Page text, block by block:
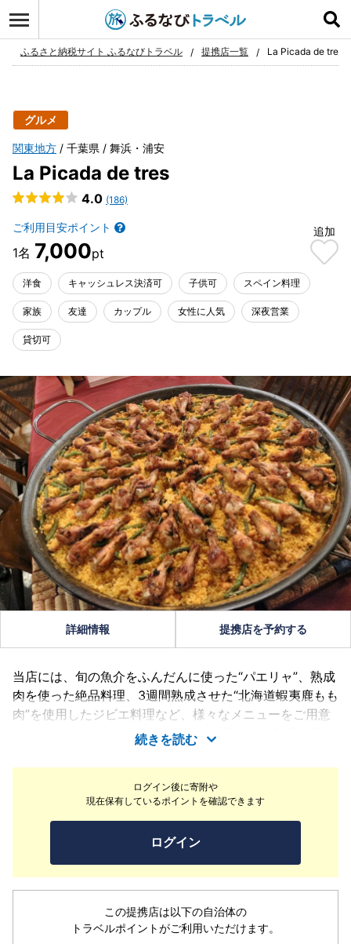
お気に入り
ふるさと納税サイト ふるなびトラベル 提携店一覧 La Picada de tres
グルメ
関東地方 千葉県 舞浜・浦安
La Picada de tres
4.0 (186)
ご利用目安ポイント
7,000
追加
洋食 キャッシュレス決済可 子供可 スペイン料理
家族 友達 カップル 女性に人気 深夜営業
貸切可
ログイン後に寄附や
現在保有しているポイントを確認できます
ログイン
この提携店は以下の自治体の
トラベルポイントがご利用いただけます。
詳細情報 提携店を予約する
当店には、旬の魚介をふんだんに使った“パエリャ”、熟成
肉を使った絶品料理、3週間熟成させた“北海道蝦夷鹿もも
肉”を使用したジビエ料理など、様々なメニューをご用意
しております。中でも“パエリャ”は人気No.1の魅惑の逸
品！当店の“パエリャ”は、お米よりも軽く食べられる“フ
ィデゥワ”というパスタに変更可能。本場スペインの味を
ここ浦安で！どうぞご堪能ください。当店のスペイン料理
の味をより際立たせてくれるワインを多数ご用意しており
ます。その種類は約350種類ほどで、スペインワインを中
心にイタリア・フランスなどの銘柄を各種取り揃えしてお
ります。
続きを読む